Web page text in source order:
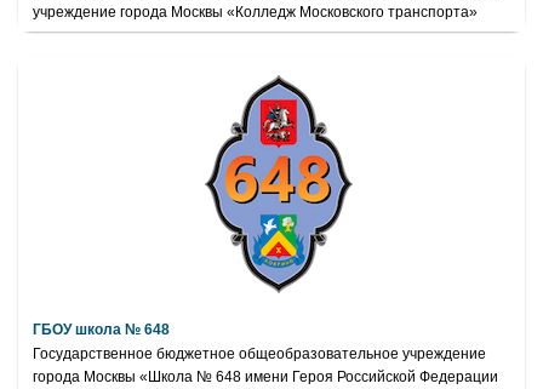
учреждение города Москвы «Колледж Московского транспорта»
ГБОУ школа № 648
Государственное бюджетное общеобразовательное учреждение
города Москвы «Школа № 648 имени Героя Российской Федерации